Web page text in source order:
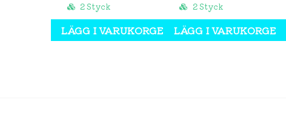
2 Styck
LÄGG I VARUKORGEN
2 Styck
LÄGG I VARUKORGEN